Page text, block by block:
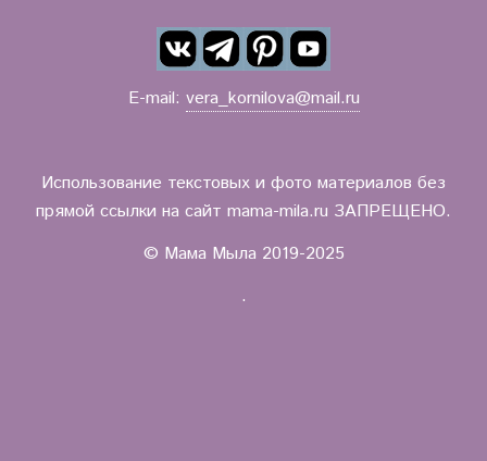
E-mail: vera_kornilova@mail.ru
Использование текстовых и фото материалов без
прямой ссылки на сайт mama-mila.ru ЗАПРЕЩЕНО.
© Мама Мыла 2019-2025
.